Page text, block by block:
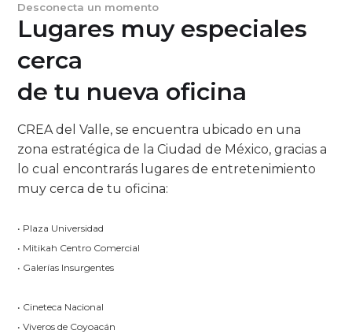
Desconecta un momento
Lugares muy especiales
cerca
de tu nueva oficina
CREA del Valle, se encuentra ubicado en una
zona estratégica de la Ciudad de México, gracias a
lo cual encontrarás lugares de entretenimiento
muy cerca de tu oficina:
• Plaza Universidad
• Mitikah Centro Comercial
• Galerías Insurgentes
• Cineteca Nacional
• Viveros de Coyoacán